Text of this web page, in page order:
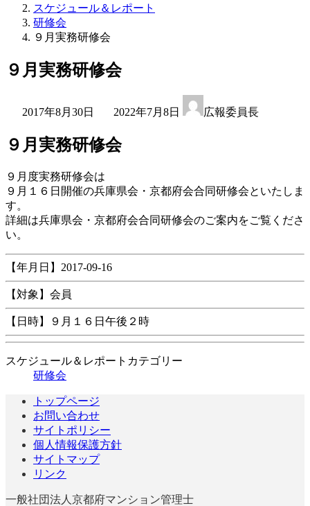
スケジュール＆レポート
研修会
９月実務研修会
９月実務研修会
2017年8月30日
終
新
:
2022年7月8日 広報委員長
９月実務研修会
９月度実務研修会は
９月１６日開催の兵庫県会・京都府会合同研修会といたしま
す。
詳細は兵庫県会・京都府会合同研修会のご案内をご覧くださ
い。
【年月日】2017-09-16
【対象】会員
【日時】９月１６日午後２時
スケジュール＆レポートカテゴリー
研修会
トップページ
お問い合わせ
サイトポリシー
個人情報保護方針
サイトマップ
リンク
一般社団法人京都府マンション管理士